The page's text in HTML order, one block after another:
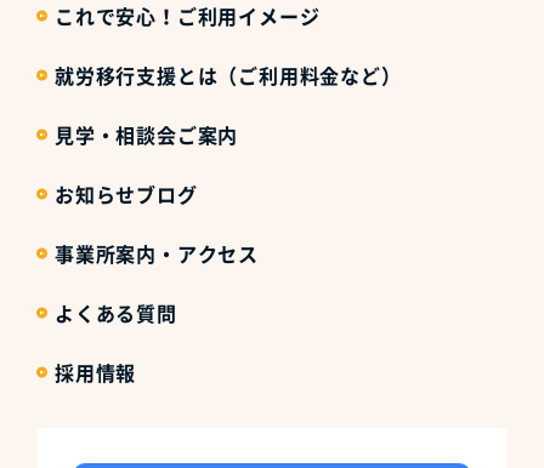
これで安心！ご利用イメージ
就労移行支援とは（ご利用料金など）
見学・相談会ご案内
お知らせブログ
事業所案内・アクセス
よくある質問
採用情報